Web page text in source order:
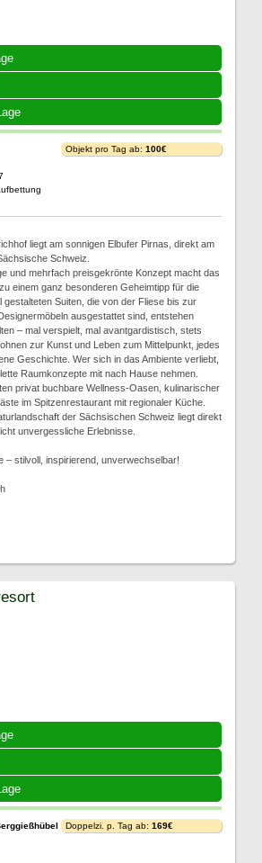
Objekt pro Tag ab: 100€
liegt am sonnigen Elbufer Pirnas, direkt am
Schweiz.
und mehrfach preisgekrönte Konzept macht das
zu einem ganz besonderen Geheimtipp für die
gestalteten Suiten, die von der Fliese bis zur
ausgestattet sind, entstehen
– mal verspielt, mal avantgardistisch, stets
zur Kunst und Leben zum Mittelpunkt, jedes
Geschichte. Wer sich in das Ambiente verliebt,
Raumkonzepte mit nach Hause nehmen.
privat buchbare Wellness-Oasen, kulinarischer
im Spitzenrestaurant mit regionaler Küche.
der Sächsischen Schweiz liegt direkt
unvergessliche Erlebnisse.
– stilvoll, inspirierend, unverwechselbar!
Doppelzi. p. Tag ab: 169€